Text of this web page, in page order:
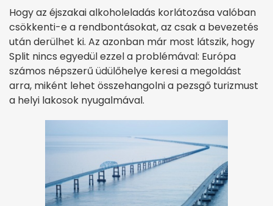
Hogy az éjszakai alkoholeladás korlátozása valóban
csökkenti-e a rendbontásokat, az csak a bevezetés
után derülhet ki. Az azonban már most látszik, hogy
Split nincs egyedül ezzel a problémával: Európa
számos népszerű üdülőhelye keresi a megoldást
arra, miként lehet összehangolni a pezsgő turizmust
a helyi lakosok nyugalmával.